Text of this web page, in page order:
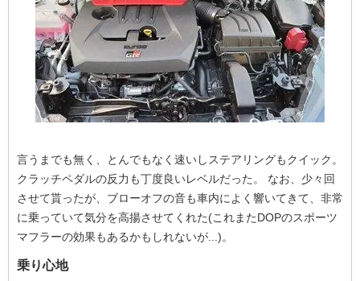
言うまでも無く、とんでもなく速いしステアリングもクイック。
クラッチペダルの反力も丁度良いレベルだった。 なお、少々回
させて貰ったが、ブローオフの音も車内によく響いてきて、非常
に乗っていて気分を高揚させてくれた(これまたDOPのスポーツ
マフラーの効果もあるかもしれないが...)。
乗り心地